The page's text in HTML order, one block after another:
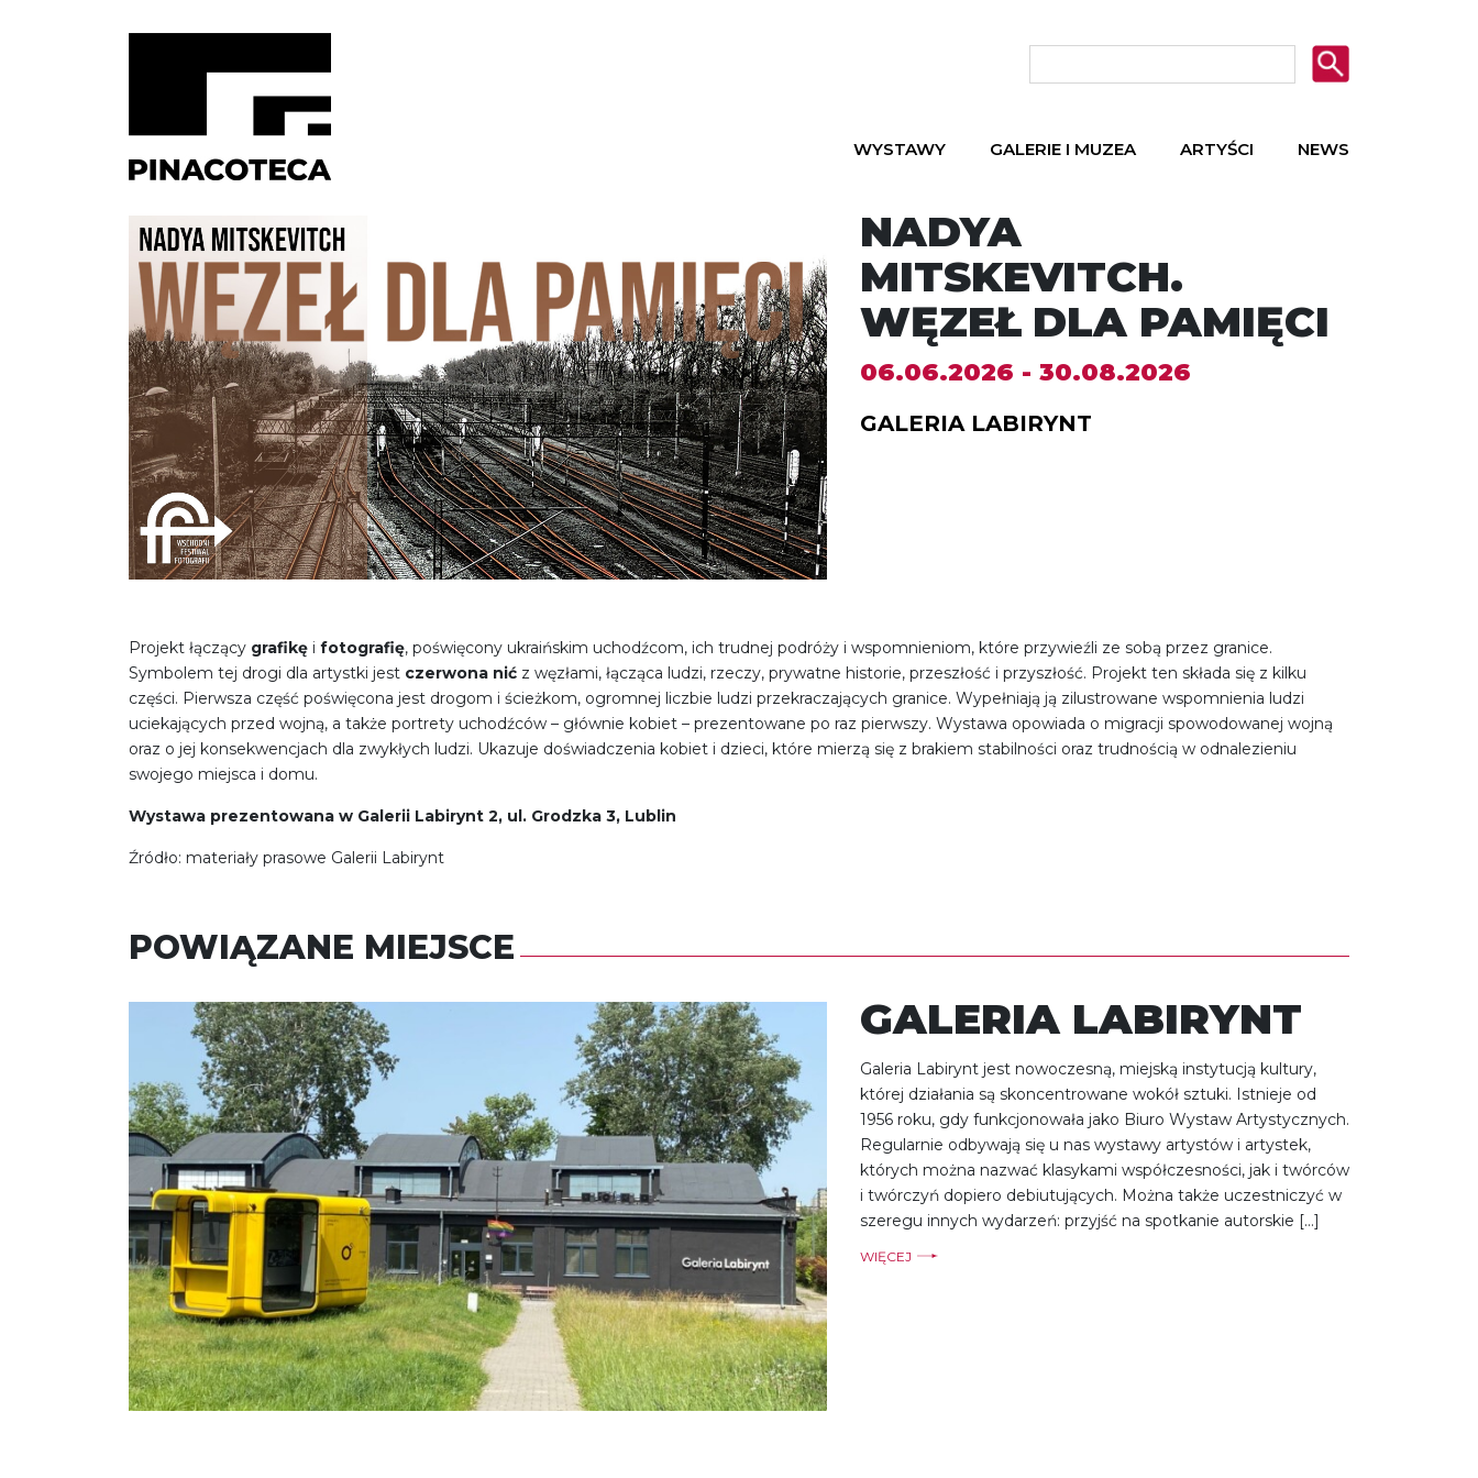
WYSTAWY GALERIE I MUZEA ARTYŚCI NEWS
NADYA
MITSKEVITCH.
WĘZEŁ DLA PAMIĘCI
06.06.2026 - 30.08.2026
GALERIA LABIRYNT
Projekt łączący grafikę i fotografię, poświęcony ukraińskim uchodźcom, ich trudnej podróży i wspomnieniom, które przywieźli ze sobą przez granice.
Symbolem tej drogi dla artystki jest czerwona nić z węzłami, łącząca ludzi, rzeczy, prywatne historie, przeszłość i przyszłość. Projekt ten składa się z kilku
części. Pierwsza część poświęcona jest drogom i ścieżkom, ogromnej liczbie ludzi przekraczających granice. Wypełniają ją zilustrowane wspomnienia ludzi
uciekających przed wojną, a także portrety uchodźców – głównie kobiet – prezentowane po raz pierwszy. Wystawa opowiada o migracji spowodowanej wojną
oraz o jej konsekwencjach dla zwykłych ludzi. Ukazuje doświadczenia kobiet i dzieci, które mierzą się z brakiem stabilności oraz trudnością w odnalezieniu
swojego miejsca i domu.
Wystawa prezentowana w Galerii Labirynt 2, ul. Grodzka 3, Lublin
Źródło: materiały prasowe Galerii Labirynt
POWIĄZANE MIEJSCE
GALERIA LABIRYNT
Galeria Labirynt jest nowoczesną, miejską instytucją kultury,
której działania są skoncentrowane wokół sztuki. Istnieje od
1956 roku, gdy funkcjonowała jako Biuro Wystaw Artystycznych.
Regularnie odbywają się u nas wystawy artystów i artystek,
których można nazwać klasykami współczesności, jak i twórców
i twórczyń dopiero debiutujących. Można także uczestniczyć w
szeregu innych wydarzeń: przyjść na spotkanie autorskie […]
WIĘCEJ